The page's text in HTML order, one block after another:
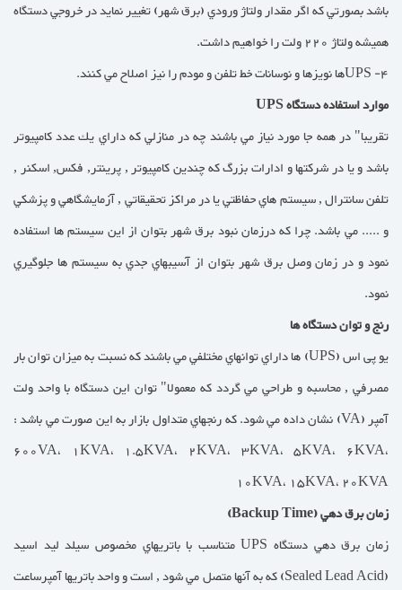
باشد بصورتي كه اگر مقدار ولتاژ ورودي (برق شهر) تغيير نمايد در خروجي دستگاه
هميشه ولتاژ 220 ولت را خواهيم داشت.
4- UPSها نويزها و نوسانات خط تلفن و مودم را نيز اصلاح مي كنند.
موارد استفاده دستگاه UPS
تقريبا" در همه جا مورد نياز مي باشند چه در منازلي كه داراي يك عدد كامپيوتر
باشد و يا در شركتها و ادارات بزرگ كه چندين كامپيوتر , پرينتر, فكس, اسكنر ,
تلفن سانترال , سيستم هاي حفاظتي يا در مراكز تحقيقاتي , آزمايشگاهي و پزشكي
و ..... مي باشد. چرا كه درزمان نبود برق شهر بتوان از اين سيستم ها استفاده
نمود و در زمان وصل برق شهر بتوان از آسيبهاي جدي به سيستم ها جلوگيري
نمود.
رنج و توان دستگاه ها
یو پی اس (UPS) ها داراي توانهاي مختلفي مي باشند كه نسبت به ميزان توان بار
مصرفي , محاسبه و طراحي مي گردد كه معمولا" توان اين دستگاه با واحد ولت
آمپر (VA) نشان داده مي شود. كه رنجهاي متداول بازار به اين صورت مي باشد :
600VA، 1KVA، 1.5KVA، 2KVA، 3KVA، 5KVA، 6KVA،
10KVA، 15KVA، 20KVA
زمان برق دهي (Backup Time)
زمان برق دهي دستگاه UPS متناسب با باتريهاي مخصوص سيلد ليد اسيد
(Sealed Lead Acid) كه به آنها متصل مي شود , است و واحد باتريها آمپرساعت